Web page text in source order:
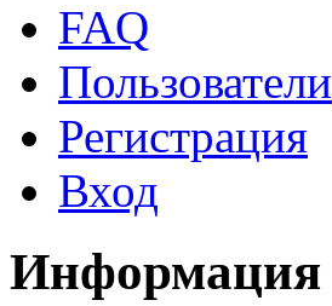
FAQ
Пользователи
Регистрация
Вход
Информация